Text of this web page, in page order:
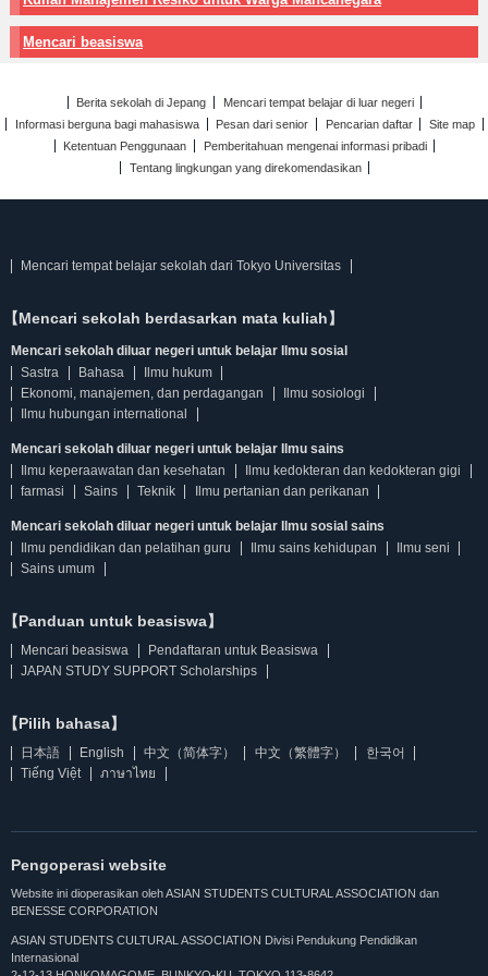
Mencari beasiswa
Berita sekolah di Jepang
Mencari tempat belajar di luar negeri
Informasi berguna bagi mahasiswa
Pesan dari senior Pencarian daftar
Site map
Ketentuan Penggunaan
Pemberitahuan mengenai informasi pribadi
Tentang lingkungan yang direkomendasikan
Mencari tempat belajar sekolah dari Tokyo Universitas
【Mencari sekolah berdasarkan mata kuliah】
Mencari sekolah diluar negeri untuk belajar Ilmu sosial
Sastra
Bahasa
Ilmu hukum
Ekonomi, manajemen, dan perdagangan
Ilmu sosiologi
Ilmu hubungan international
Mencari sekolah diluar negeri untuk belajar Ilmu sains
Ilmu keperaawatan dan kesehatan
Ilmu kedokteran dan kedokteran gigi
farmasi
Sains Teknik Ilmu pertanian dan perikanan
Mencari sekolah diluar negeri untuk belajar Ilmu sosial sains
Ilmu pendidikan dan pelatihan guru
Ilmu sains kehidupan
Ilmu seni
Sains umum
【Panduan untuk beasiswa】
Mencari beasiswa
Pendaftaran untuk Beasiswa
JAPAN STUDY SUPPORT Scholarships
【Pilih bahasa】
日本語 English 中文（简体字） 中文（繁體字）
한국어
Tiếng Việt
ภาษาไทย
Pengoperasi website
Website ini dioperasikan oleh ASIAN STUDENTS CULTURAL ASSOCIATION dan
BENESSE CORPORATION
ASIAN STUDENTS CULTURAL ASSOCIATION Divisi Pendukung Pendidikan
Internasional